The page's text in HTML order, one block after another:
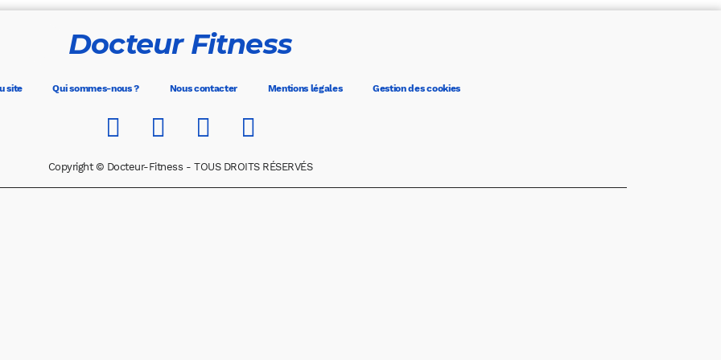
Docteur Fitness
site Qui sommes-nous ? Nous contacter Mentions légales Gestion des cookies
Copyright © Docteur-Fitness - TOUS DROITS RÉSERVÉS